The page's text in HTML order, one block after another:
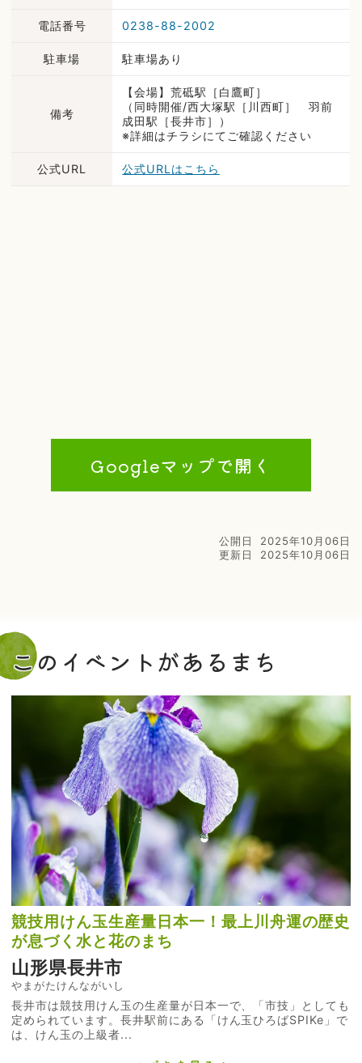
電話番号 0238-88-2002
駐車場 駐車場あり
備考
【会場】荒砥駅［白鷹町］
（同時開催/西大塚駅［川西町］ 羽前
成田駅［長井市］）
※詳細はチラシにてご確認ください
公式URL 公式URLはこちら
Googleマップで開く
公開日
2025年10月06日
更新日
2025年10月06日
このイベントがあるまち
競技用けん玉生産量日本一！最上川舟運の歴史
が息づく水と花のまち
山形県長井市
やまがたけんながいし
長井市は競技用けん玉の生産量が日本一で、「市技」としても
定められています。長井駅前にある「けん玉ひろばSPIKe」で
は、けん玉の上級者...